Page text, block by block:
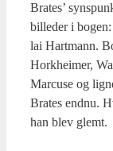
Bra­tes’
bil­le­der i
lai Hart­mann.
Hor­k­hei­mer,
Marcu­se og
Bra­tes end­nu.
han blev glemt.